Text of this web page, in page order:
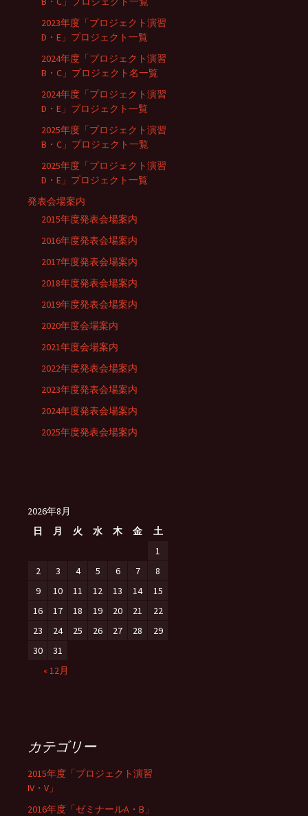
2023年度「プロジェクト演習
D・E」プロジェクト一覧
2024年度「プロジェクト演習
B・C」プロジェクト名一覧
2024年度「プロジェクト演習
D・E」プロジェクト一覧
2025年度「プロジェクト演習
B・C」プロジェクト一覧
2025年度「プロジェクト演習
D・E」プロジェクト一覧
発表会場案内
2015年度発表会場案内
2016年度発表会場案内
2017年度発表会場案内
2018年度発表会場案内
2019年度発表会場案内
2020年度会場案内
2021年度会場案内
2022年度発表会場案内
2023年度発表会場案内
2024年度発表会場案内
2025年度発表会場案内
2026年8月
日
月 火 水 木 金
土
1
2
3 4 5 6 7
8
9
10 11 12 13 14
15
16
17 18 19 20 21
22
23
24 25 26 27 28
29
30
31
« 12月
カテゴリー
2015年度「プロジェクト演習
IV・V」
2016年度「ゼミナールA・B」